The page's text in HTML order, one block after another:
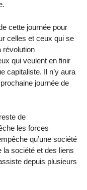
cette journée pour
celles et ceux qui se
révolution
qui veulent en finir
capitaliste. Il n’y aura
journée de
de
les forces
qu’une société
la société et des liens
depuis plusieurs